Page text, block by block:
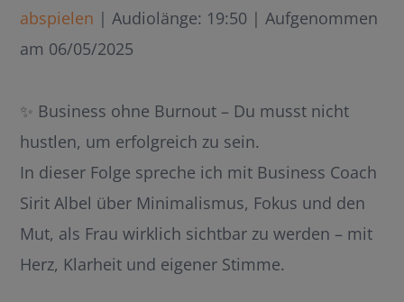
RSS FEED
TEILEN
LINK
abspielen |Audiolänge: 19:50 |Aufgenommen
am 06/05/2025
✨ Business ohne Burnout – Du musst nicht
hustlen, um erfolgreich zu sein.
In dieser Folge spreche ich mit Business Coach
Sirit Albel über Minimalismus, Fokus und den
Mut, als Frau wirklich sichtbar zu werden – mit
Herz, Klarheit und eigener Stimme.